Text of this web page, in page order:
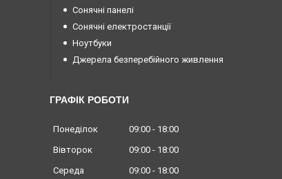
Сонячні панелі
Сонячні електростанції
Ноутбуки
Джерела безперебійного живлення
ГРАФІК РОБОТИ
Понеділок 09:00
18:00
Вівторок
09:00
18:00
Середа
09:00
18:00